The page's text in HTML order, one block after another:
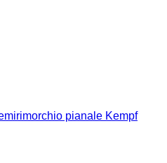
pianale Kempf